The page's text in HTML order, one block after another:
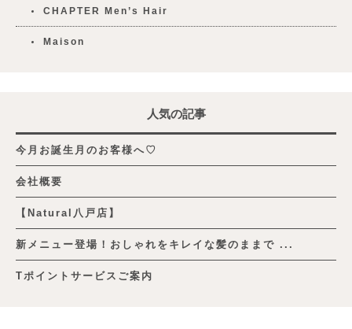
CHAPTER Men’s Hair
Maison
人気の記事
今月お誕生月のお客様へ♡
会社概要
【Natural八戸店】
新メニュー登場！おしゃれをキレイな髪のままで ...
Tポイントサービスご案内